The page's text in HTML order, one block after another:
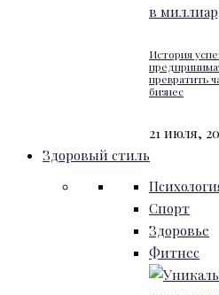
История
превратить
бизнес
21 июля,
Здоровый стиль
Спорт
Здоровье
Фитнес